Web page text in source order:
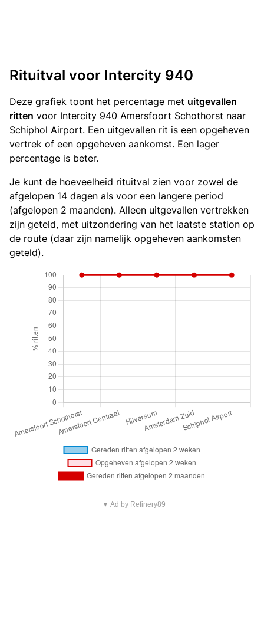
Rituitval voor Intercity 940
Deze grafiek toont het percentage met uitgevallen
ritten voor Intercity 940 Amersfoort Schothorst naar
Schiphol Airport. Een uitgevallen rit is een opgeheven
vertrek of een opgeheven aankomst. Een lager
percentage is beter.
Je kunt de hoeveelheid rituitval zien voor zowel de
afgelopen 14 dagen als voor een langere period
(afgelopen 2 maanden). Alleen uitgevallen vertrekken
zijn geteld, met uitzondering van het laatste station op
de route (daar zijn namelijk opgeheven aankomsten
geteld).
▼ Ad by Refinery89